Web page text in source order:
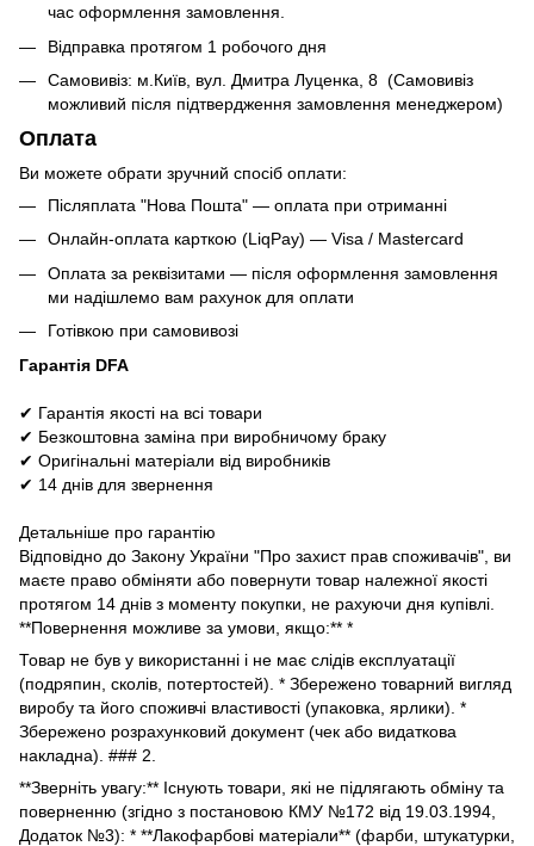
час оформлення замовлення.
Відправка протягом 1 робочого дня
Самовивіз: м.Київ, вул. Дмитра Луценка, 8 (Самовивіз
можливий після підтвердження замовлення менеджером)
Оплата
Ви можете обрати зручний спосіб оплати:
Післяплата "Нова Пошта" — оплата при отриманні
Онлайн-оплата карткою (LiqPay) — Visa / Mastercard
Оплата за реквізитами — після оформлення замовлення
ми надішлемо вам рахунок для оплати
Готівкою при самовивозі
Гарантія DFA
✔ Гарантія якості на всі товари
✔ Безкоштовна заміна при виробничому браку
✔ Оригінальні матеріали від виробників
✔ 14 днів для звернення
Детальніше про гарантію
Відповідно до Закону України "Про захист прав споживачів", ви
маєте право обміняти або повернути товар належної якості
протягом 14 днів з моменту покупки, не рахуючи дня купівлі.
**Повернення можливе за умови, якщо:** *
Товар не був у використанні і не має слідів експлуатації
(подряпин, сколів, потертостей). * Збережено товарний вигляд
виробу та його споживчі властивості (упаковка, ярлики). *
Збережено розрахунковий документ (чек або видаткова
накладна). ### 2.
**Зверніть увагу:** Існують товари, які не підлягають обміну та
поверненню (згідно з постановою КМУ №172 від 19.03.1994,
Додаток №3): * **Лакофарбові матеріали** (фарби, штукатурки,